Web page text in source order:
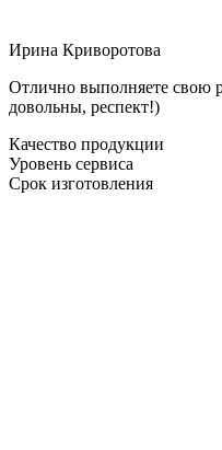
Ирина Криворотова
Отлично выполняете свою
довольны, респект!)
Качество продукции
Уровень сервиса
Срок изготовления